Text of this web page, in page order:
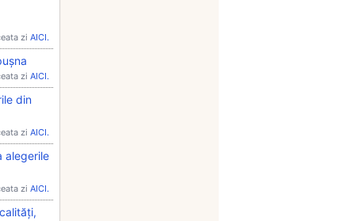
zi AICI.
zi AICI.
din
zi AICI.
alegerile
zi AICI.